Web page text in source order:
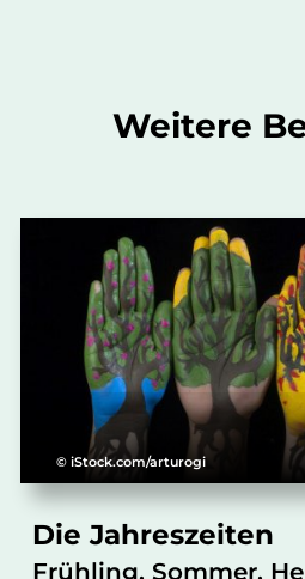
Weitere
© iStock.com/arturogi
Die Jahreszeiten
Frühling, Sommer,